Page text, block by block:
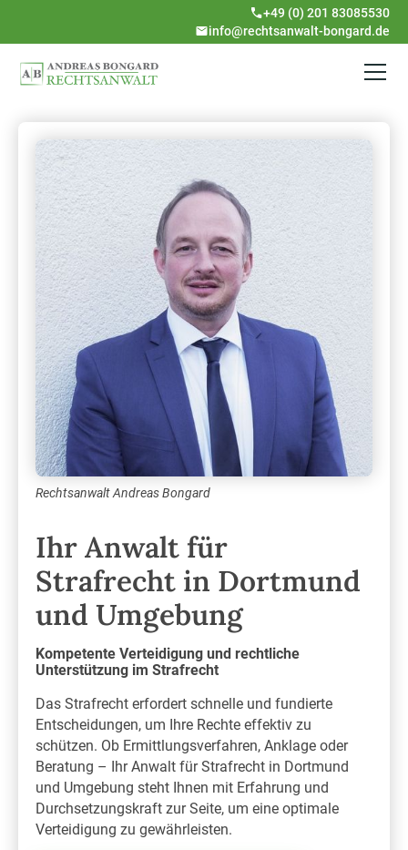
+49 (0) 201 83085530
info@rechtsanwalt-bongard.de
Ihr Anwalt für
Strafrecht in Dortmund
und Umgebung
Kompetente Verteidigung und rechtliche
Unterstützung im Strafrecht
Das Strafrecht erfordert schnelle und fundierte
Entscheidungen, um Ihre Rechte effektiv zu
schützen. Ob Ermittlungsverfahren, Anklage oder
Beratung – Ihr Anwalt für Strafrecht in Dortmund
und Umgebung steht Ihnen mit Erfahrung und
Durchsetzungskraft zur Seite, um eine optimale
Verteidigung zu gewährleisten.
Rechtsanwalt Andreas Bongard